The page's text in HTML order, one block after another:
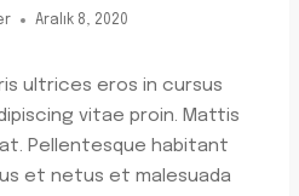
Aralık 8, 2020
ultrices eros in cursus
vitae proin. Mattis
Pellentesque habitant
et netus et malesuada